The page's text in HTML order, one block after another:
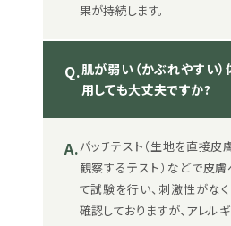
果が持続します。
Q.肌が弱い（かぶれやすい
用しても大丈夫ですか?
A.パッチテスト（生地を直接皮
観察するテスト）などで皮
て試験を行い、刺激性がな
確認しておりますが、アレル